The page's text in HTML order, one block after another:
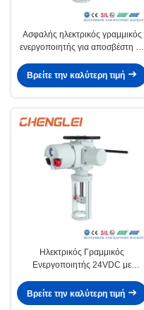
Ασφαλής ηλεκτρικός γραμμικός
ενεργοποιητής για αποσβέστη με
Βρείτε την καλύτερη τιμή
Ηλεκτρικός Γραμμικός
Ενεργοποιητής 24VDC με
χάλυβα και Περίβλημα NEMA
4/4X/7&9
Βρείτε την καλύτερη τιμή